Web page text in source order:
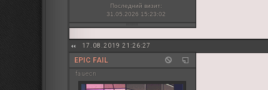
Последний визит:
31.05.2026 15:23:02
17.08.2019 21:26:27
EPIC FAIL
fauecn